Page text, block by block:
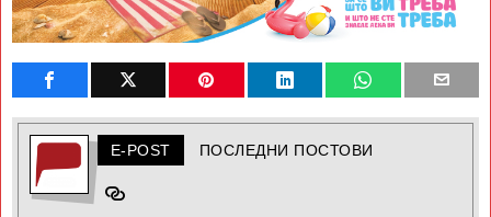
E-POST ПОСЛЕДНИ ПОСТОВИ